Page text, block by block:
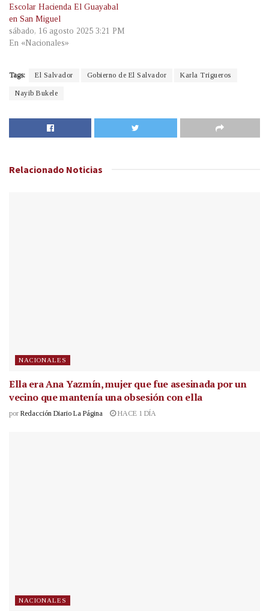
Escolar Hacienda El Guayabal
en San Miguel
sábado, 16 agosto 2025 3:21 PM
En «Nacionales»
Tags: El Salvador Gobierno de El Salvador Karla Trigueros
Nayib Bukele
Relacionado Noticias
NACIONALES
Ella era Ana Yazmín, mujer que fue asesinada por un
vecino que mantenía una obsesión con ella
por Redacción Diario La Página HACE 1 DÍA
NACIONALES